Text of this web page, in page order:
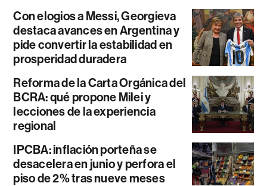
Con elogios a Messi, Georgieva
destaca avances en Argentina y
pide convertir la estabilidad en
prosperidad duradera
Reforma de la Carta Orgánica del
BCRA: qué propone Milei y
lecciones de la experiencia
regional
IPCBA: inflación porteña se
desacelera en junio y perfora el
piso de 2% tras nueve meses